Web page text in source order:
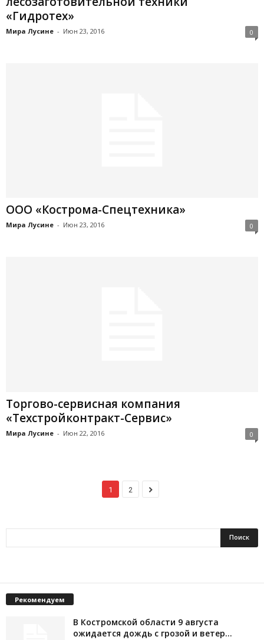
«Гидротех»
Мира Лусине - Июн 23, 2016 0
ООО «Кострома-Спецтехника»
Мира Лусине - Июн 23, 2016 0
Торгово-сервисная компания
«Техстройконтракт-Сервис»
Мира Лусине - Июн 22, 2016 0
1 2
Рекомендуем
В Костромской области 9 августа
ожидается дождь с грозой и ветер...